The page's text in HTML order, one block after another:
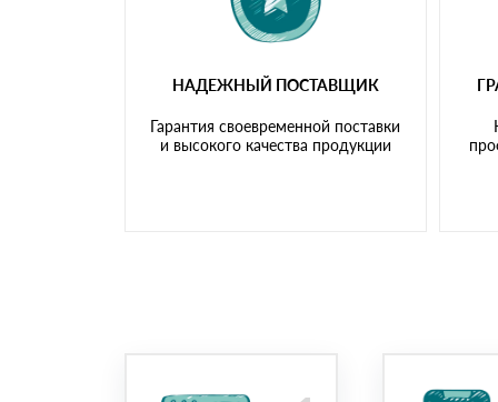
НАДЕЖНЫЙ ПОСТАВЩИК
Гарантия своевременной поставки
и высокого качества продукции